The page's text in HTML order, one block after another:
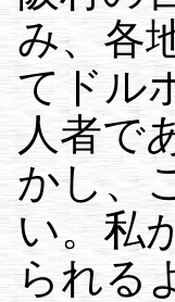
み、各
てドル
人者で
かし、
い。私
られる